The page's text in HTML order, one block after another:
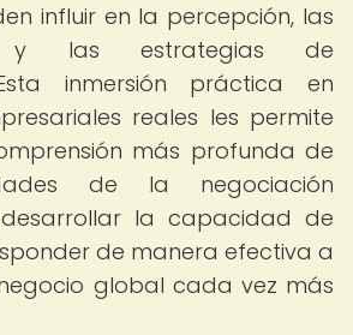
influir en la percepción, las
y las estrategias de
inmersión práctica en
reales les permite
más profunda de
de la negociación
la capacidad de
de manera efectiva a
global cada vez más